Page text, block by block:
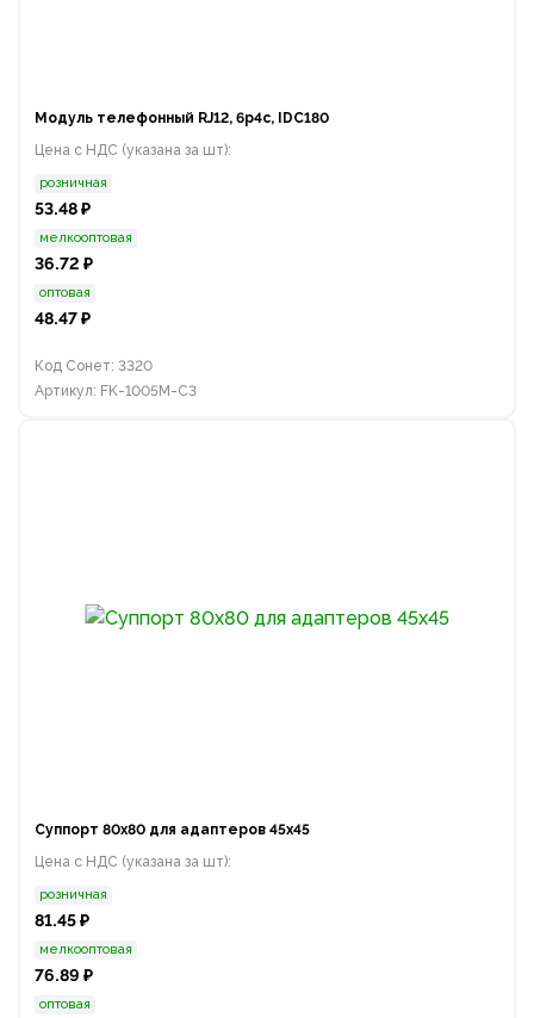
Модуль телефонный RJ12, 6p4c, IDC180
Цена с НДС (указана за шт):
розничная
53.48 ₽
мелкооптовая
36.72 ₽
оптовая
48.47 ₽
Код Сонет: 3320
Артикул: FK-1005M-C3
Суппорт 80x80 для адаптеров 45х45
Цена с НДС (указана за шт):
розничная
81.45 ₽
мелкооптовая
76.89 ₽
оптовая